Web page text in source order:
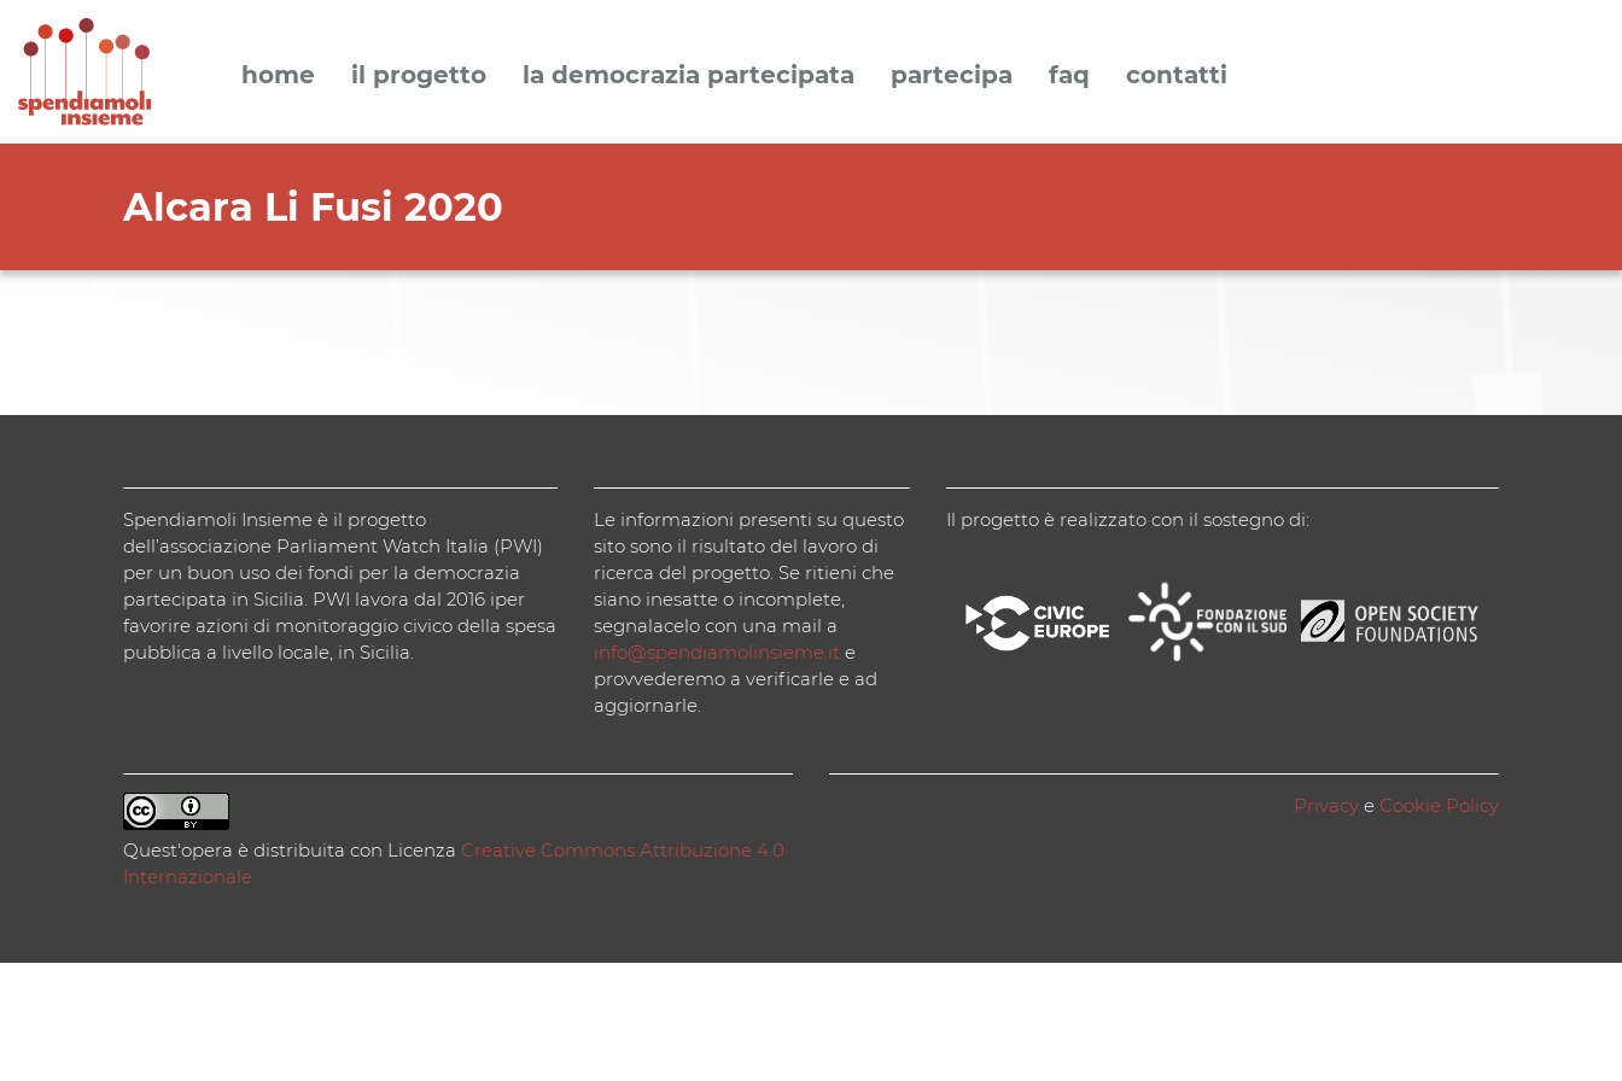
home il progetto la democrazia partecipata partecipa faq contatti
Alcara Li Fusi 2020
Spendiamoli Insieme è il progetto
dell’associazione Parliament Watch Italia (PWI)
per un buon uso dei fondi per la democrazia
partecipata in Sicilia. PWI lavora dal 2016 iper
favorire azioni di monitoraggio civico della spesa
pubblica a livello locale, in Sicilia.
Le informazioni presenti su questo
sito sono il risultato del lavoro di
ricerca del progetto. Se ritieni che
siano inesatte o incomplete,
segnalacelo con una mail a
info@spendiamolinsieme.ite
provvederemo a verificarle e ad
aggiornarle.
Il progetto è realizzato con il sostegno di:
Quest'opera è distribuita con Licenza Creative Commons Attribuzione 4.0
Internazionale
Privacy e Cookie Policy